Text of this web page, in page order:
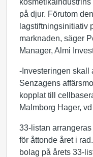
på djur. Förutom
lagstiftningsinitiativ
marknaden, säger
Manager, Almi
-Investeringen skall
Senzagens
kopplat till
Malmborg Hager,
33-listan
för åttonde året i
bolag på årets 33-